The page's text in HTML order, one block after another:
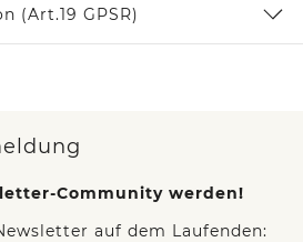
(Art.19 GPSR)
Community werden!
auf dem Laufenden: